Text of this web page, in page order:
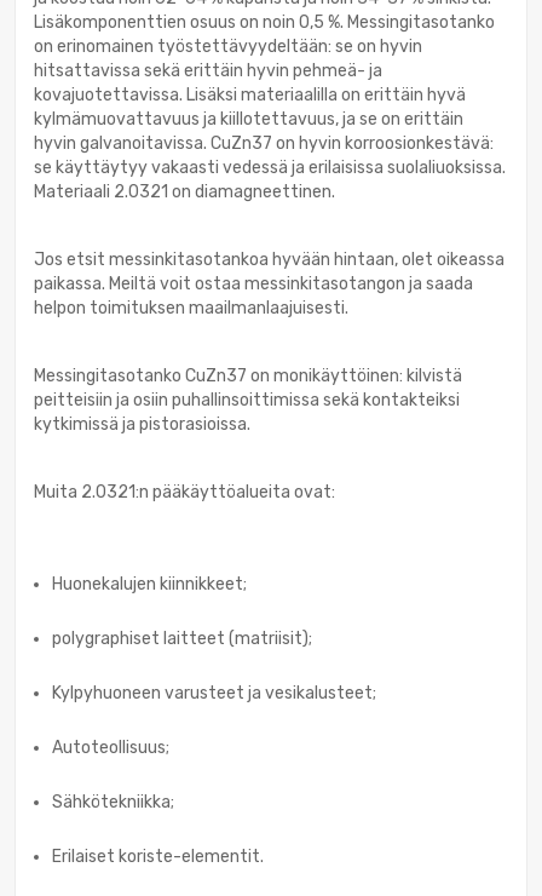
Lisäkomponenttien osuus on noin 0,5 %. Messingitasotanko
on erinomainen työstettävyydeltään: se on hyvin
hitsattavissa sekä erittäin hyvin pehmeä- ja
kovajuotettavissa. Lisäksi materiaalilla on erittäin hyvä
kylmämuovattavuus ja kiillotettavuus, ja se on erittäin
hyvin galvanoitavissa. CuZn37 on hyvin korroosionkestävä:
se käyttäytyy vakaasti vedessä ja erilaisissa suolaliuoksissa.
Materiaali 2.0321 on diamagneettinen.
Jos etsit messinkitasotankoa hyvään hintaan, olet oikeassa
paikassa. Meiltä voit ostaa messinkitasotangon ja saada
helpon toimituksen maailmanlaajuisesti.
Messingitasotanko CuZn37 on monikäyttöinen: kilvistä
peitteisiin ja osiin puhallinsoittimissa sekä kontakteiksi
kytkimissä ja pistorasioissa.
Muita 2.0321:n pääkäyttöalueita ovat:
Huonekalujen kiinnikkeet;
polygraphiset laitteet (matriisit);
Kylpyhuoneen varusteet ja vesikalusteet;
Autoteollisuus;
Sähkötekniikka;
Erilaiset koriste-elementit.